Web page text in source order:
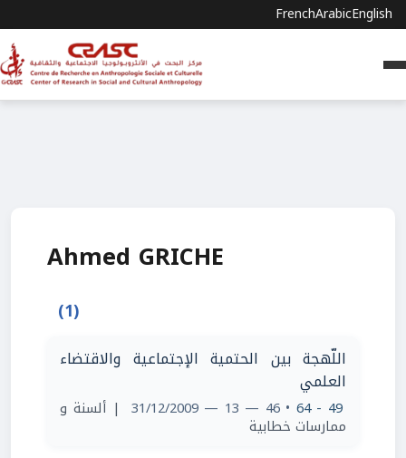
FrenchArabicEnglish
Ahmed GRICHE
(1)
اللّهجة بين الحتمية الإجتماعية والاقتضاء
العلمي
49 - 64
• 46 — 13 — 31/12/2009 | ألسنة و
ممارسات خطابية